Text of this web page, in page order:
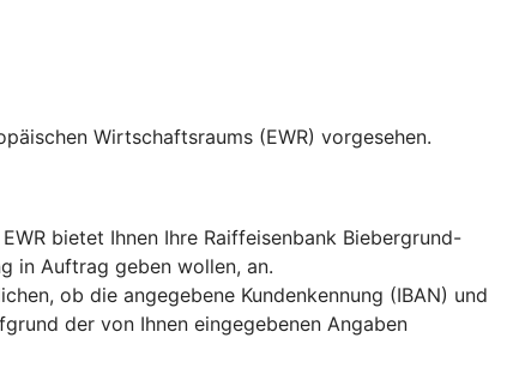
Wirtschaftsraums (EWR) vorgesehen.
bietet Ihnen Ihre Raiffeisenbank Biebergrund-
in Auftrag geben wollen, an.
ob die angegebene Kundenkennung (IBAN) und
der von Ihnen eingegebenen Angaben